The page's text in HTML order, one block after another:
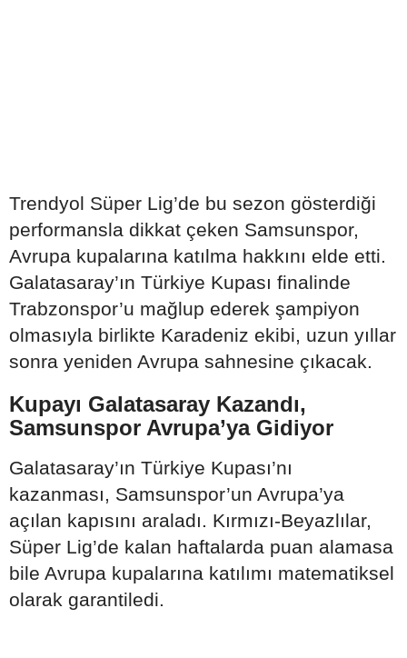
Trendyol Süper Lig’de bu sezon gösterdiği
performansla dikkat çeken Samsunspor,
Avrupa kupalarına katılma hakkını elde etti.
Galatasaray’ın Türkiye Kupası finalinde
Trabzonspor’u mağlup ederek şampiyon
olmasıyla birlikte Karadeniz ekibi, uzun yıllar
sonra yeniden Avrupa sahnesine çıkacak.
Kupayı Galatasaray Kazandı,
Samsunspor Avrupa’ya Gidiyor
Galatasaray’ın Türkiye Kupası’nı
kazanması, Samsunspor’un Avrupa’ya
açılan kapısını araladı. Kırmızı-Beyazlılar,
Süper Lig’de kalan haftalarda puan alamasa
bile Avrupa kupalarına katılımı matematiksel
olarak garantiledi.